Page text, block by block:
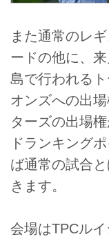
また通常のレ
ードの他に、
島で行われる
オンズへの出
ターズの出場
ドランキング
ば通常の試合
きます。
会場はTPCル